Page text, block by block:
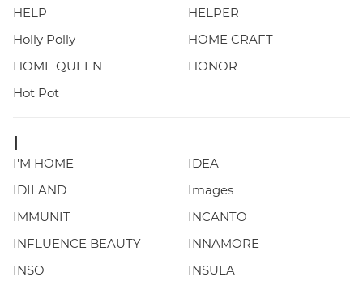
HELP
HELPER
Holly Polly
HOME CRAFT
HOME QUEEN
HONOR
Hot Pot
I
I'M HOME
IDEA
IDILAND
Images
IMMUNIT
INCANTO
INFLUENCE BEAUTY
INNAMORE
INSO
INSULA